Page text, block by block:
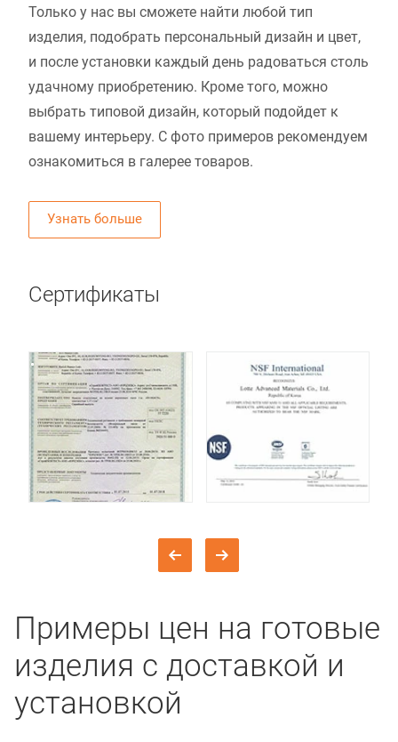
Только у нас вы сможете найти любой тип
изделия, подобрать персональный дизайн и цвет,
и после установки каждый день радоваться столь
удачному приобретению. Кроме того, можно
выбрать типовой дизайн, который подойдет к
вашему интерьеру. С фото примеров рекомендуем
ознакомиться в галерее товаров.
Узнать больше
Сертификаты
Примеры цен на готовые
изделия с доставкой и
установкой